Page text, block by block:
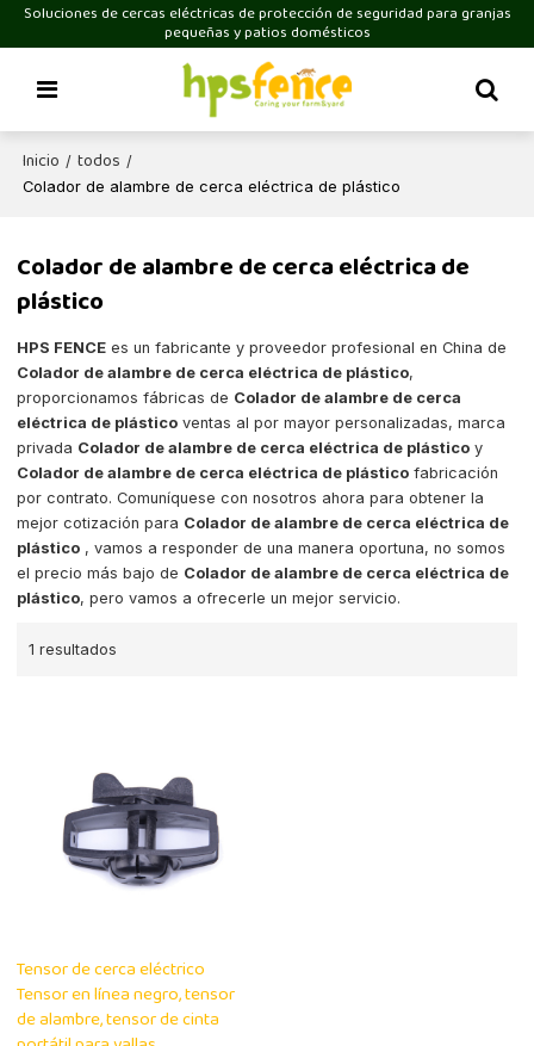
Soluciones de cercas eléctricas de protección de seguridad para granjas
pequeñas y patios domésticos
Inicio / todos /
Colador de alambre de cerca eléctrica de plástico
Colador de alambre de cerca eléctrica de
plástico
HPS FENCE es un fabricante y proveedor profesional en China de
Colador de alambre de cerca eléctrica de plástico,
proporcionamos fábricas de Colador de alambre de cerca
eléctrica de plástico ventas al por mayor personalizadas, marca
privada Colador de alambre de cerca eléctrica de plástico y
Colador de alambre de cerca eléctrica de plástico fabricación
por contrato. Comuníquese con nosotros ahora para obtener la
mejor cotización para Colador de alambre de cerca eléctrica de
plástico , vamos a responder de una manera oportuna, no somos
el precio más bajo de Colador de alambre de cerca eléctrica de
plástico, pero vamos a ofrecerle un mejor servicio.
1 resultados
Tensor de cerca eléctrico
Tensor en línea negro, tensor
de alambre, tensor de cinta